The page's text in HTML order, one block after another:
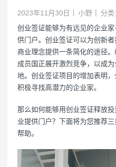
2023年11月30日 小野 分类
创业签证能够为有远见的企业
供门户。创业签证可以为创新
商业理念提供一条简化的途径
成员国正展开激烈竞争，以成
地。创业签证项目的增加表明
积极寻找高潜力的企业家。
那么如何能够用创业签证释放
业提供门户？下面将为您推荐
帮助。